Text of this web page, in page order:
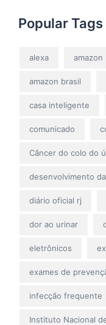
Popular Tags
alexa amazon
amazon brasil
casa inteligente
comunicado
Câncer do colo do
desenvolvimento
diário oficial rj
dor ao urinar
eletrônicos
exames de
infecção frequente
Instituto Nacional